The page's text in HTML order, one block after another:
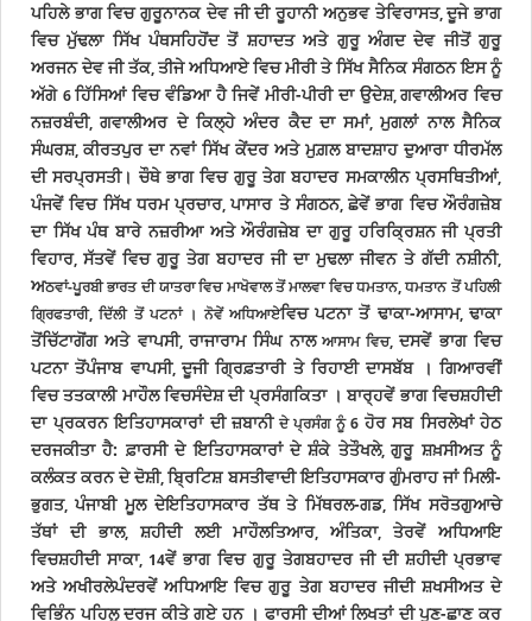
ਪਹਿਲੇ ਭਾਗ ਵਿਚ ਗੁਰੂਨਾਨਕ ਦੇਵ ਜੀ ਦੀ ਰੂਹਾਨੀ ਅਨੁਭਵ ਤੇਵਿਰਾਸਤ,ਦੂਜੇ ਭਾਗ
ਵਿਚ ਮੁੱਢਲਾ ਸਿੱਖ ਪੰਥਸਹਿਹੋਂਦ ਤੋਂ ਸ਼ਹਾਦਤ ਅਤੇ ਗੁਰੂ ਅੰਗਦ ਦੇਵ ਜੀਤੋਂ ਗੁਰੂ
ਅਰਜਨ ਦੇਵ ਜੀ ਤੱਕ,ਤੀਜੇ ਅਧਿਆਏ ਵਿਚ ਮੀਰੀ ਤੇ ਸਿੱਖ ਸੈਨਿਕ ਸੰਗਠਨ ਇਸ ਨੂੰ
ਅੱਗੇ 6ਹਿੱਸਿਆਂ ਵਿਚ ਵੰਡਿਆ ਹੈ ਜਿਵੇਂ ਮੀਰੀ-ਪੀਰੀ ਦਾ ਉਦੇਸ਼,ਗਵਾਲੀਅਰ ਵਿਚ
ਨਜ਼ਰਬੰਦੀ,ਗਵਾਲੀਅਰ ਦੇ ਕਿਲ੍ਹੇ ਅੰਦਰ ਕੈਦ ਦਾ ਸਮਾਂ,ਮੁਗਲਾਂ ਨਾਲ ਸੈਨਿਕ
ਸੰਘਰਸ਼, ਕੀਰਤਪੁਰ ਦਾ ਨਵਾਂ ਸਿੱਖ ਕੇਂਦਰ ਅਤੇ ਮੁਗ਼ਲ ਬਾਦਸ਼ਾਹ ਦੁਆਰਾ ਧੀਰਮੱਲ
ਦੀ ਸਰਪ੍ਰਸਤੀ। ਚੌਥੇ ਭਾਗ ਵਿਚ ਗੁਰੂ ਤੇਗ ਬਹਾਦਰ ਸਮਕਾਲੀਨ ਪ੍ਰਸਥਿਤੀਆਂ,
ਪੰਜਵੇਂ ਵਿਚ ਸਿੱਖ ਧਰਮ ਪ੍ਰਚਾਰ,ਪਾਸਾਰ ਤੇ ਸੰਗਠਨ,ਛੇਵੇਂ ਭਾਗ ਵਿਚ ਔਰੰਗਜ਼ੇਬ
ਦਾ ਸਿੱਖ ਪੰਥ ਬਾਰੇ ਨਜ਼ਰੀਆ ਅਤੇ ਔਰੰਗਜ਼ੇਬ ਦਾ ਗੁਰੂ ਹਰਿਕ੍ਰਿਸ਼ਨ ਜੀ ਪ੍ਰਤੀ
ਵਿਹਾਰ, ਸੱਤਵੇਂ ਵਿਚ ਗੁਰੂ ਤੇਗ ਬਹਾਦਰ ਜੀ ਦਾ ਮੁਢਲਾ ਜੀਵਨ ਤੇ ਗੱਦੀ ਨਸ਼ੀਨੀ,
ਅਠਵਾਂ-ਪੂਰਬੀ ਭਾਰਤ ਦੀ ਯਾਤਰਾ ਵਿਚ ਮਾਖੋਵਾਲ ਤੋਂ ਮਾਲਵਾ ਵਿਚ ਧਮਤਾਨ, ਧਮਤਾਨ ਤੋਂ ਪਹਿਲੀ
ਗ੍ਰਿਫਤਾਰੀ, ਦਿੱਲੀ ਤੋਂ ਪਟਨਾਂ । ਨੋਵੇਂ ਅਧਿਆਏਵਿਚ ਪਟਨਾ ਤੋਂ ਢਾਕਾ-ਆਸਾਮ,ਢਾਕਾ
ਤੋਂਚਿੱਟਾਗੋਂਗ ਅਤੇ ਵਾਪਸੀ, ਰਾਜਾਰਾਮ ਸਿੰਘ ਨਾਲਆਸਾਮ ਵਿਚ,ਦਸਵੇਂ ਭਾਗ ਵਿਚ
ਪਟਨਾ ਤੋਂਪੰਜਾਬ ਵਾਪਸੀ,ਦੂਜੀ ਗ੍ਰਿਫ਼ਤਾਰੀ ਤੇ ਰਿਹਾਈ ਦਾਸਬੱਬ । ਗਿਆਰਵੀਂ
ਵਿਚ ਤਤਕਾਲੀ ਮਾਹੌਲ ਵਿਚਸੰਦੇਸ਼ ਦੀ ਪ੍ਰਸੰਗਕਿਤਾ । ਬਾਰ੍ਹਵੇਂ ਭਾਗ ਵਿਚਸ਼ਹੀਦੀ
ਦਾ ਪ੍ਰਕਰਨ ਇਤਿਹਾਸਕਾਰਾਂ ਦੀ ਜ਼ਬਾਨੀਦੇ ਪ੍ਰਸੰਗ ਨੂੰ6ਹੋਰ ਸਬ ਸਿਰਲੇਖਾਂ ਹੇਠ
ਦਰਜਕੀਤਾ ਹੈ: ਫ਼ਾਰਸੀ ਦੇ ਇਤਿਹਾਸਕਾਰਾਂ ਦੇ ਸ਼ੰਕੇ ਤੇਤੌਖਲੇ,ਗੁਰੂ ਸ਼ਖ਼ਸੀਅਤ ਨੂੰ
ਕਲੰਕਤ ਕਰਨ ਦੇ ਦੋਸ਼ੀ,ਬ੍ਰਿਟਿਸ਼ ਬਸਤੀਵਾਦੀ ਇਤਿਹਾਸਕਾਰ ਗੁੰਮਰਾਹ ਜਾਂ ਮਿਲੀ-
ਭੁਗਤ,ਪੰਜਾਬੀ ਮੂਲ ਦੇਇਤਿਹਾਸਕਾਰ ਤੱਥ ਤੇ ਮਿੱਥਰਲ-ਗਡ,ਸਿੱਖ ਸਰੋਤਗੁਆਚੇ
ਤੱਥਾਂ ਦੀ ਭਾਲ, ਸ਼ਹੀਦੀ ਲਈ ਮਾਹੌਲਤਿਆਰ,ਅੰਤਿਕਾ,ਤੇਰਵੇਂ ਅਧਿਆਇ
ਵਿਚਸ਼ਹੀਦੀ ਸਾਕਾ, 14ਵੇਂ ਭਾਗ ਵਿਚ ਗੁਰੂ ਤੇਗਬਹਾਦਰ ਜੀ ਦੀ ਸ਼ਹੀਦੀ ਪ੍ਰਭਾਵ
ਅਤੇ ਅਖੀਰਲੇਪੰਦਰਵੇਂ ਅਧਿਆਇ ਵਿਚ ਗੁਰੂ ਤੇਗ ਬਹਾਦਰ ਜੀਦੀ ਸ਼ਖਸੀਅਤ ਦੇ
ਵਿਭਿੰਨ ਪਹਿਲੂ ਦਰਜ ਕੀਤੇ ਗਏ ਹਨ । ਫਾਰਸੀ ਦੀਆਂ ਲਿਖਤਾਂ ਦੀ ਪੁਣ-ਛਾਣ ਕਰ